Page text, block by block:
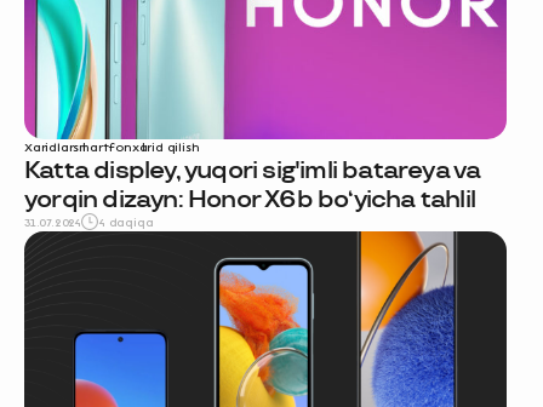
Xaridlarsmartfonxarid qilish
Katta displey, yuqori sig'imli batareya va
yorqin dizayn: Honor X6b bo‘yicha tahlil
31.07.2024 4 daqiqa